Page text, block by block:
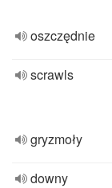
oszczędnie
scrawls
gryzmoły
downy